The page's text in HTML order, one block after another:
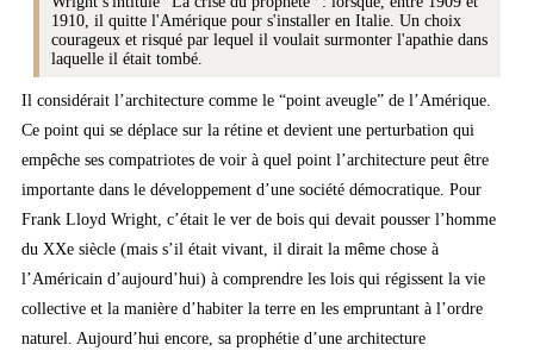
1910, il quitte l'Amérique pour s'installer en Italie. Un choix
courageux et risqué par lequel il voulait surmonter l'apathie dans
laquelle il était tombé.
Il considérait l’architecture comme le “point aveugle” de l’Amérique.
Ce point qui se déplace sur la rétine et devient une perturbation qui
empêche ses compatriotes de voir à quel point l’architecture peut être
importante dans le développement d’une société démocratique. Pour
Frank Lloyd Wright, c’était le ver de bois qui devait pousser l’homme
du XXe siècle (mais s’il était vivant, il dirait la même chose à
l’Américain d’aujourd’hui) à comprendre les lois qui régissent la vie
collective et la manière d’habiter la terre en les empruntant à l’ordre
naturel. Aujourd’hui encore, sa prophétie d’une architecture